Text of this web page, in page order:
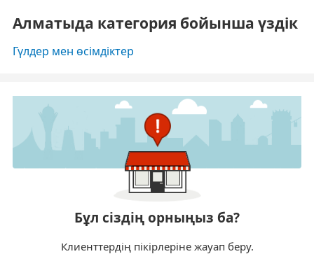
Алматыда категория бойынша үздік
Гүлдер мен өсімдіктер
Бұл сіздің орныңыз ба?
Клиенттердің пікірлеріне жауап беру.